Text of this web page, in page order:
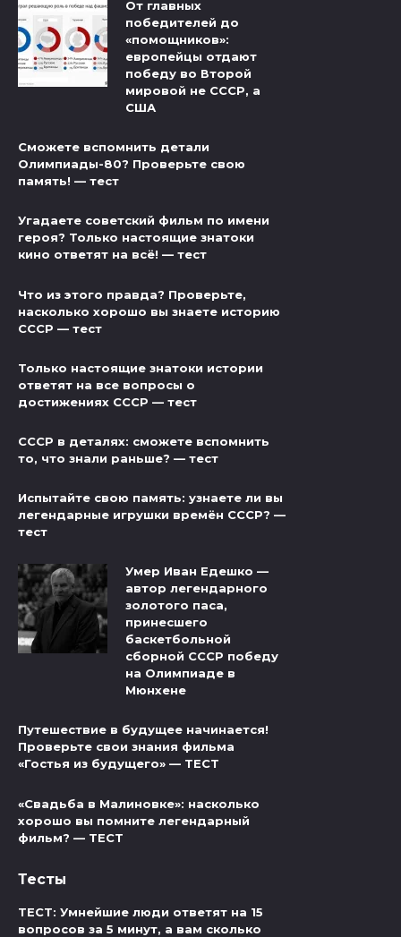
От главных
победителей до
«помощников»:
европейцы отдают
победу во Второй
мировой не СССР, а
США
Сможете вспомнить детали
Олимпиады-80? Проверьте свою
память! — тест
Угадаете советский фильм по имени
героя? Только настоящие знатоки
кино ответят на всё! — тест
Что из этого правда? Проверьте,
насколько хорошо вы знаете историю
СССР — тест
Только настоящие знатоки истории
ответят на все вопросы о
достижениях СССР — тест
СССР в деталях: сможете вспомнить
то, что знали раньше? — тест
Испытайте свою память: узнаете ли вы
легендарные игрушки времён СССР? —
тест
Умер Иван Едешко —
автор легендарного
золотого паса,
принесшего
баскетбольной
сборной СССР победу
на Олимпиаде в
Мюнхене
Путешествие в будущее начинается!
Проверьте свои знания фильма
«Гостья из будущего» — ТЕСТ
«Свадьба в Малиновке»: насколько
хорошо вы помните легендарный
фильм? — ТЕСТ
Тесты
ТЕСТ: Умнейшие люди ответят на 15
вопросов за 5 минут, а вам сколько